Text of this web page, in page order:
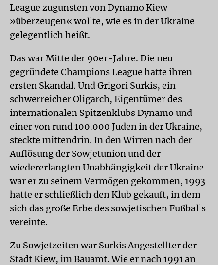
League zugunsten von Dynamo Kiew
»überzeugen« wollte, wie es in der Ukraine
gelegentlich heißt.
Das war Mitte der 90er-Jahre. Die neu
gegründete Champions League hatte ihren
ersten Skandal. Und Grigori Surkis, ein
schwerreicher Oligarch, Eigentümer des
internationalen Spitzenklubs Dynamo und
einer von rund 100.000 Juden in der Ukraine,
steckte mittendrin. In den Wirren nach der
Auflösung der Sowjetunion und der
wiedererlangten Unabhängigkeit der Ukraine
war er zu seinem Vermögen gekommen, 1993
hatte er schließlich den Klub gekauft, in dem
sich das große Erbe des sowjetischen Fußballs
vereinte.
Zu Sowjetzeiten war Surkis Angestellter der
Stadt Kiew, im Bauamt. Wie er nach 1991 an